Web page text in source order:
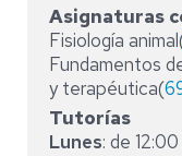
Asignaturas
Fisiología
Fundamentos
y terapéutica(
Tutorías
Lunes: de